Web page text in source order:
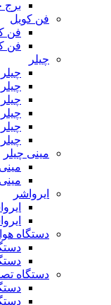
برج
فن کویل
فن
فن
چیلر
مینی چیلر
ایرواشر
دستگاه
دستگاه